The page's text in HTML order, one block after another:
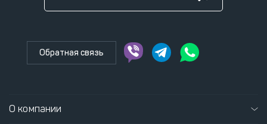
Обратная связь
О компании